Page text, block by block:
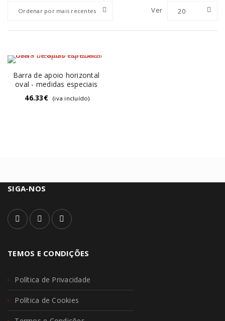
Ordenar por mais recentes Ver 20
Barra de apoio horizontal
oval - medidas especiais
46.33€ (iva incluído)
SIGA-NOS
TEMOS E CONDIÇÕES
Política de Privacidade
Política de Cookies